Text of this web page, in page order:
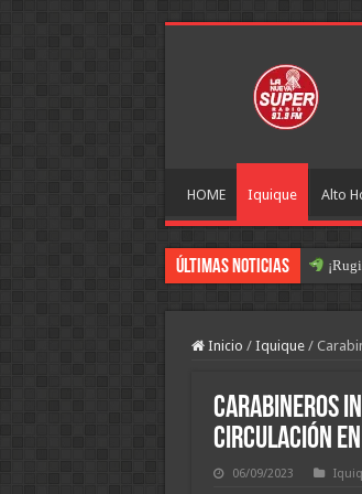
HOME Iquique Alto
Últimas Noticias
Inicio / Iquique /
Carabineros
circulación en
06/09/2023